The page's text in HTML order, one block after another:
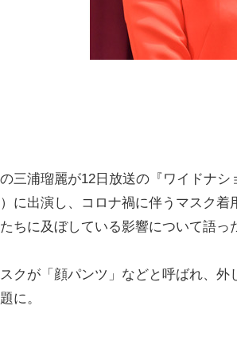
三浦瑠麗が12日放送の『ワイドナシ
）に出演し、コロナ禍に伴うマスク着
ちに及ぼしている影響について語っ
クが「顔パンツ」などと呼ばれ、外
に。